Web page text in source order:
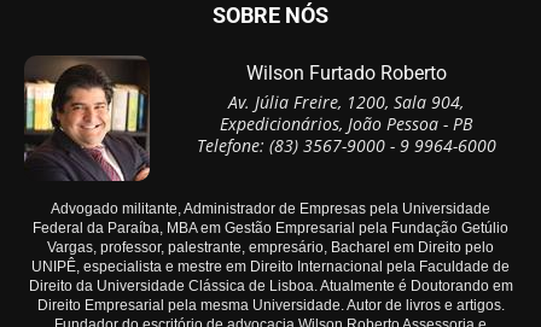
SOBRE NÓS
Wilson Furtado Roberto
Av. Júlia Freire, 1200, Sala 904,
Expedicionários, João Pessoa - PB
Telefone: (83) 3567-9000 - 9 9964-6000
Advogado militante, Administrador de Empresas pela Universidade
Federal da Paraíba, MBA em Gestão Empresarial pela Fundação Getúlio
Vargas, professor, palestrante, empresário, Bacharel em Direito pelo
UNIPÊ, especialista e mestre em Direito Internacional pela Faculdade de
Direito da Universidade Clássica de Lisboa. Atualmente é Doutorando em
Direito Empresarial pela mesma Universidade. Autor de livros e artigos.